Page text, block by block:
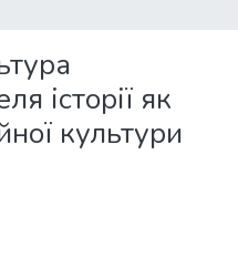
історії як
культури